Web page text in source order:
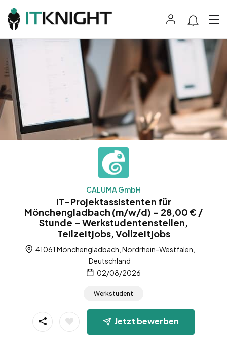
CALUMA GmbH
IT-Projektassistenten für
Mönchengladbach (m/w/d) – 28,00 € /
Stunde – Werkstudentenstellen,
Teilzeitjobs, Vollzeitjobs
41061 Mönchengladbach, Nordrhein-Westfalen,
Deutschland
02/08/2026
Werkstudent
Jetzt bewerben